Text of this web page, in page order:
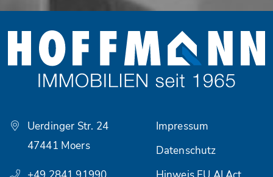
Uerdinger Str. 24
47441 Moers
Impressum
Datenschutz